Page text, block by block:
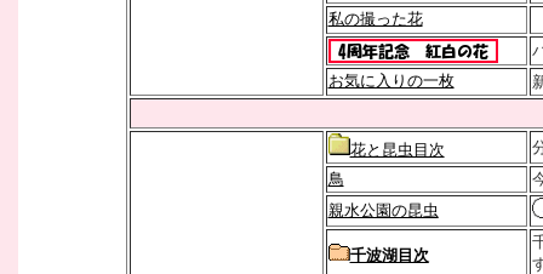
私の撮った花
お気に入りの一枚
花と昆虫目次
鳥
親水公園の昆虫
千波湖目次